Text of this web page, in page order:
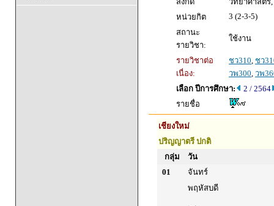
หน่วยกิต
3 (2-3-5)
สถานะ
รายวิชา:
ใช้งาน
รายวิชาต่อ
เนื่อง:
ชว310, ชว
วพ300, วพ
เลือก ปีการศึกษา:
2 / 2564
รายชื่อ
เชียงใหม่
ปริญญาตรี ปกติ
กลุ่ม
วัน
01
จันทร์
พฤหัสบดี